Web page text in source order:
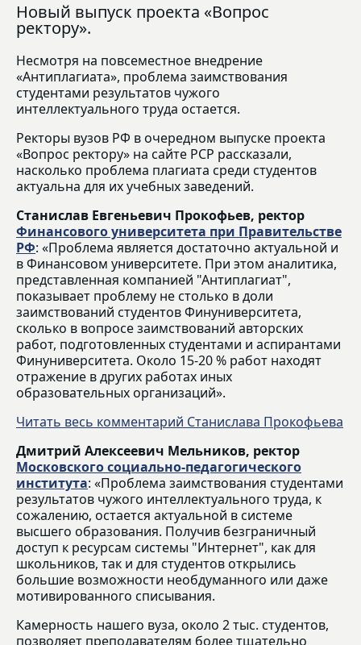
Новый выпуск проекта «Вопрос
ректору».
Несмотря на повсеместное внедрение
«Антиплагиата», проблема заимствования
студентами результатов чужого
интеллектуального труда остается.
Ректоры вузов РФ в очередном выпуске проекта
«Вопрос ректору» на сайте РСР рассказали,
насколько проблема плагиата среди студентов
актуальна для их учебных заведений.
Станислав Евгеньевич Прокофьев, ректор
Финансового университета при Правительстве
РФ: «Проблема является достаточно актуальной и
в Финансовом университете. При этом аналитика,
представленная компанией "Антиплагиат",
показывает проблему не столько в доли
заимствований студентов Финуниверситета,
сколько в вопросе заимствований авторских
работ, подготовленных студентами и аспирантами
Финуниверситета. Около 15-20 % работ находят
отражение в других работах иных
образовательных организаций».
Читать весь комментарий Станислава Прокофьева
Дмитрий Алексеевич Мельников, ректор
Московского социально-педагогического
института: «Проблема заимствования студентами
результатов чужого интеллектуального труда, к
сожалению, остается актуальной в системе
высшего образования. Получив безграничный
доступ к ресурсам системы "Интернет", как для
школьников, так и для студентов открылись
большие возможности необдуманного или даже
мотивированного списывания.
Камерность нашего вуза, около 2 тыс. студентов,
позволяет преподавателям более тщательно